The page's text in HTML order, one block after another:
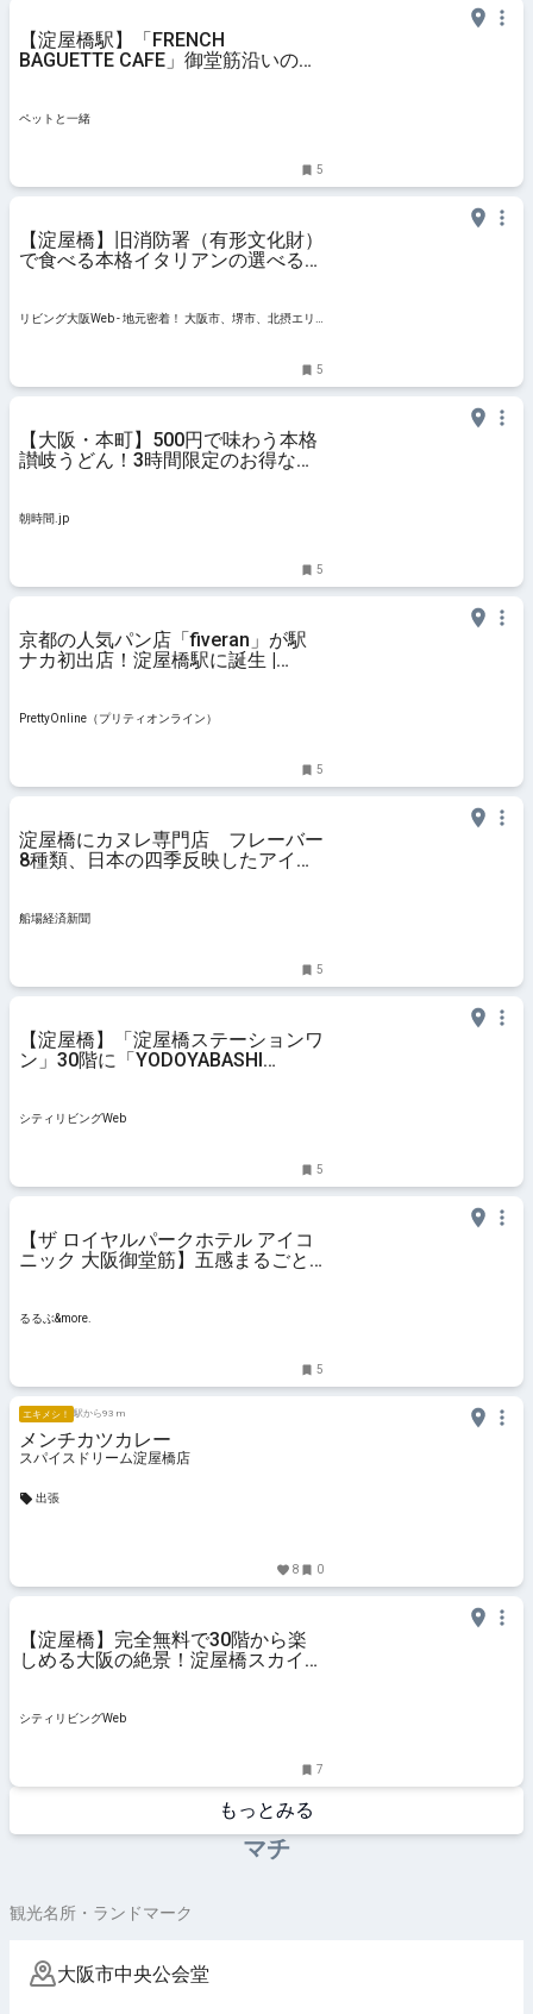
【淀屋橋駅】「FRENCH
BAGUETTE CAFE」御堂筋沿いのこ
ペットと一緒
ペットと一緒
5
【淀屋橋】旧消防署（有形文化財）
で食べる本格イタリアンの選べるパ
リビング大阪Web - 地元密着！ 大阪市、堺市、北摂エリ
5
【大阪・本町】500円で味わう本格
讃岐うどん！3時間限定のお得な朝
朝時間.jp
5
京都の人気パン店「fiveran」が駅
ナカ初出店！淀屋橋駅に誕生 |
PrettyOnline（プリティオンライン）
5
淀屋橋にカヌレ専門店 フレーバー
8種類、日本の四季反映したアイテ
船場経済新聞
5
【淀屋橋】「淀屋橋ステーションワ
ン」30階に「YODOYABASHI
シティリビングWeb
5
【ザ ロイヤルパークホテル アイコ
ニック 大阪御堂筋】五感まるごと
るぶ&more.
るるぶ&more.
5
エキメシ！ 駅から93 m
メンチカツカレー
スパイスドリーム淀屋橋店
出張
8 0
【淀屋橋】完全無料で30階から楽
しめる大阪の絶景！淀屋橋スカイテ
シティリビングWeb
7
もっとみる
マチ
観光名所・ランドマーク
大阪市中央公会堂